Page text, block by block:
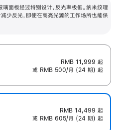
璃面板经过特别设计，反光率极低。纳米纹理
少反光，即使在高亮光源的工作场所也能保
RMB 11,999 起
或 RMB 500/月 (24 期) 起
RMB 14,499 起
或 RMB 605/月 (24 期) 起